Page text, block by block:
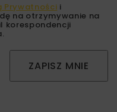
Prywatności i
na otrzymywanie na
korespondencji
ZAPISZ MNIE